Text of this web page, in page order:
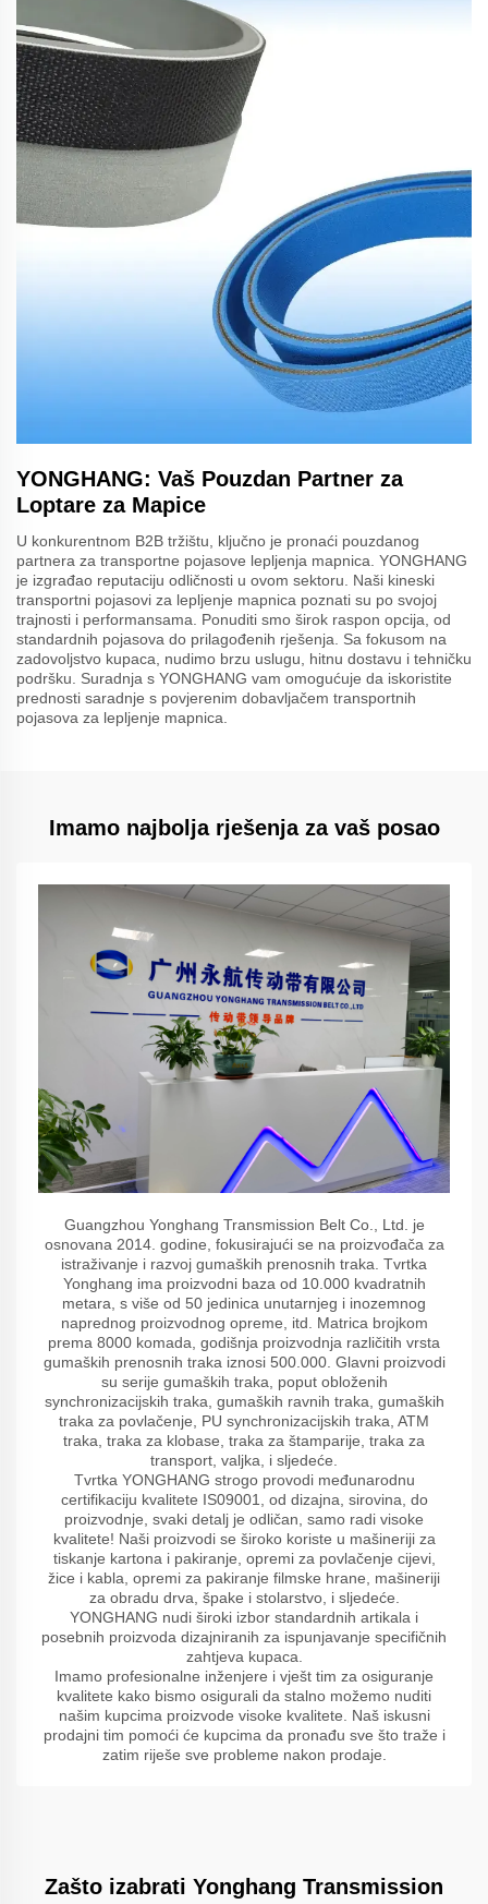
YONGHANG: Vaš Pouzdan Partner za
Loptare za Mapice
U konkurentnom B2B tržištu, ključno je pronaći pouzdanog
partnera za transportne pojasove lepljenja mapnica. YONGHANG
je izgrađao reputaciju odličnosti u ovom sektoru. Naši kineski
transportni pojasovi za lepljenje mapnica poznati su po svojoj
trajnosti i performansama. Ponuditi smo širok raspon opcija, od
standardnih pojasova do prilagođenih rješenja. Sa fokusom na
zadovoljstvo kupaca, nudimo brzu uslugu, hitnu dostavu i tehničku
podršku. Suradnja s YONGHANG vam omogućuje da iskoristite
prednosti saradnje s povjerenim dobavljačem transportnih
pojasova za lepljenje mapnica.
Imamo najbolja rješenja za vaš posao
Guangzhou Yonghang Transmission Belt Co., Ltd. je
osnovana 2014. godine, fokusirajući se na proizvođača za
istraživanje i razvoj gumaških prenosnih traka. Tvrtka
Yonghang ima proizvodni baza od 10.000 kvadratnih
metara, s više od 50 jedinica unutarnjeg i inozemnog
naprednog proizvodnog opreme, itd. Matrica brojkom
prema 8000 komada, godišnja proizvodnja različitih vrsta
gumaških prenosnih traka iznosi 500.000. Glavni proizvodi
su serije gumaških traka, poput obloženih
synchronizacijskih traka, gumaških ravnih traka, gumaških
traka za povlačenje, PU synchronizacijskih traka, ATM
traka, traka za klobase, traka za štamparije, traka za
transport, valjka, i sljedeće.
Tvrtka YONGHANG strogo provodi međunarodnu
certifikaciju kvalitete IS09001, od dizajna, sirovina, do
proizvodnje, svaki detalj je odličan, samo radi visoke
kvalitete! Naši proizvodi se široko koriste u mašineriji za
tiskanje kartona i pakiranje, opremi za povlačenje cijevi,
žice i kabla, opremi za pakiranje filmske hrane, mašineriji
za obradu drva, špake i stolarstvo, i sljedeće.
YONGHANG nudi široki izbor standardnih artikala i
posebnih proizvoda dizajniranih za ispunjavanje specifičnih
zahtjeva kupaca.
Imamo profesionalne inženjere i vješt tim za osiguranje
kvalitete kako bismo osigurali da stalno možemo nuditi
našim kupcima proizvode visoke kvalitete. Naš iskusni
prodajni tim pomoći će kupcima da pronađu sve što traže i
zatim riješe sve probleme nakon prodaje.
Zašto izabrati Yonghang Transmission